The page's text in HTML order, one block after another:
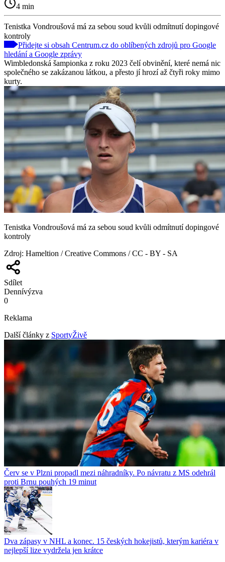
4 min
Tenistka Vondroušová má za sebou soud kvůli odmítnutí dopingové
kontroly
Přidejte si obsah Centrum.cz do oblíbených zdrojů pro Google
hledání a Google zprávy
Wimbledonská šampionka z roku 2023 čelí obvinění, které nemá nic
společného se zakázanou látkou, a přesto jí hrozí až čtyři roky mimo
kurty.
Tenistka Vondroušová má za sebou soud kvůli odmítnutí dopingové
kontroly
Zdroj: Hameltion / Creative Commons / CC - BY - SA
Sdílet
Dennívýzva
0
Reklama
Další články z SportyŽivě
Červ se v Plzni propadl mezi náhradníky. Po návratu z MS odehrál
proti Brnu pouhých 19 minut
Dva zápasy v NHL a konec. 15 českých hokejistů, kterým kariéra v
nejlepší lize vydržela jen krátce